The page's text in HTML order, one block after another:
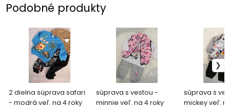
Podobné produkty
2 dielna súprava safari
- modrá veľ. na 4 roky
súprava s vestou -
minnie veľ. na 4 roky
súprava s
mickey veľ.